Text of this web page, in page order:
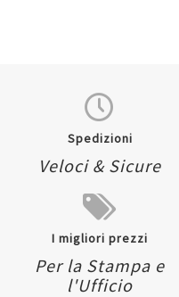
Spedizioni
Veloci & Sicure
I migliori prezzi
Per la Stampa e
l'Ufficio